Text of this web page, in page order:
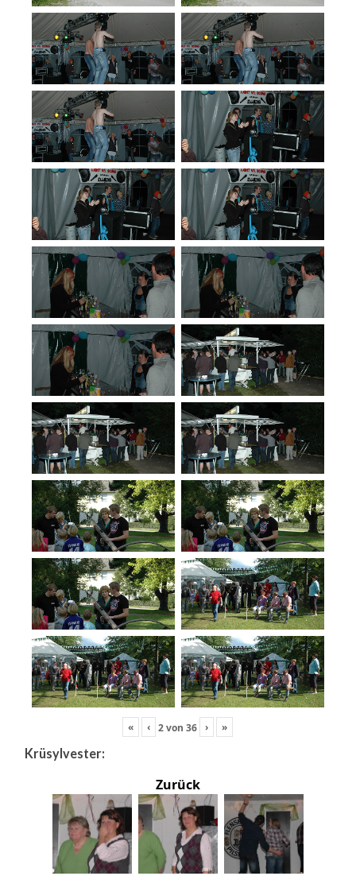
« ‹ 2von36 › »
Krüsylvester:
Zurück